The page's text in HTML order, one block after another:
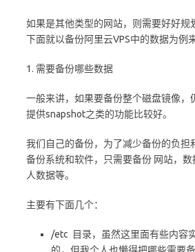
如果是其他类型的网站，则需要好好规
下面就以备份阿里云VPS中的数据为例
1. 需要备份哪些数据
一般来讲，如果要备份整个磁盘镜像，
提供snapshot之类的功能比较好。
我们自己的备份，为了减少备份的负担
备份系统和软件，只需要备份 网站，
人数据等。
主要有下面几个：
/etc 目录，虽然这里面有些内容